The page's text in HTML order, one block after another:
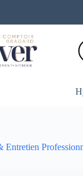
de
Entretien